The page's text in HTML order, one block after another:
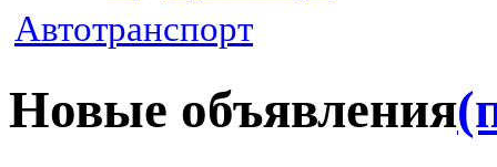
Автотранспорт
Новые объявления